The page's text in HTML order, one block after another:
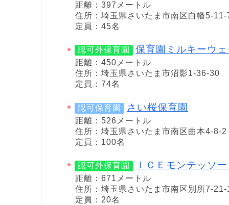
距離：397メートル
住所：埼玉県さいたま市南区白幡5-11-
定員：45名
認可外保育園 保育園ミルキーウ
距離：450メートル
住所：埼玉県さいたま市沼影1-36-30
定員：74名
認可保育園 さい桜保育園
距離：526メートル
住所：埼玉県さいたま市南区曲本4-8-2
定員：100名
認可外保育園 ＩＣＥモンテッソ
距離：671メートル
住所：埼玉県さいたま市南区別所7-
定員：20名